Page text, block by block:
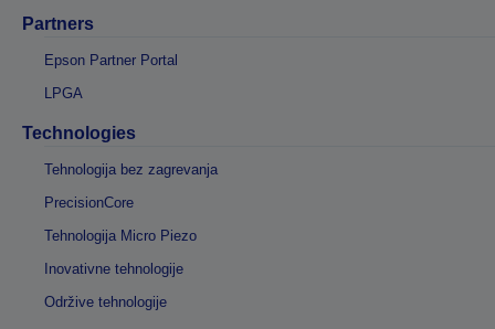
Partners
Epson Partner Portal
LPGA
Technologies
Tehnologija bez zagrevanja
PrecisionCore
Tehnologija Micro Piezo
Inovativne tehnologije
Održive tehnologije